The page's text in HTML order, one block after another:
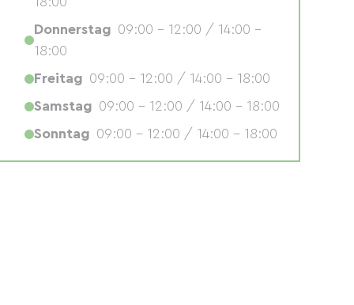
Donnerstag 09:00 - 12:00 / 14:00 -
18:00
Freitag 09:00 - 12:00 / 14:00 - 18:00
Samstag 09:00 - 12:00 / 14:00 - 18:00
Sonntag 09:00 - 12:00 / 14:00 - 18:00